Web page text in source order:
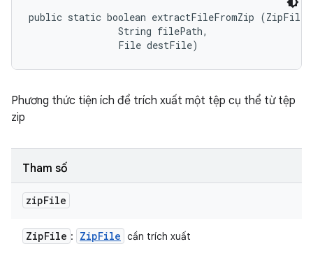
public static boolean extractFileFromZip
                String filePath,
                File destFile)
Phương thức tiện ích để trích xuất một tệp cụ thể từ tệp
zip
Tham số
zipFile
ZipFile : ZipFile cần trích xuất